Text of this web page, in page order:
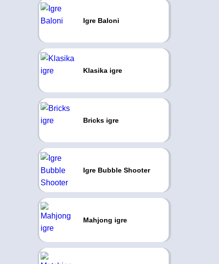
Igre Baloni
Klasika igre
Bricks igre
Igre Bubble Shooter
Mahjong igre